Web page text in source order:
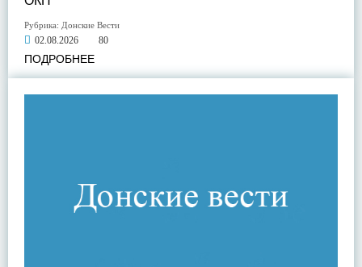
Рубрика: Донские Вести
02.08.2026 80
ПОДРОБНЕЕ